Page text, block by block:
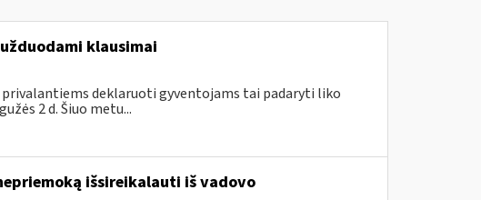
klausimai
privalantiems deklaruoti gyventojams tai padaryti liko
2 d. Šiuo metu...
išsireikalauti iš vadovo